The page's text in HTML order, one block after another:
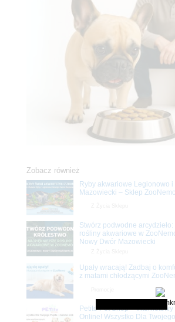
Zobacz również
Ryby akwariowe Legionowo i
Mazowiecki – Sklep ZooNemo
Stwórz podwodne
rośliny akwariowe w
Nowy Dwór Mazowiecki
Upały wracają! Zadbaj o
z matami chłodzącymi
Petito Pet Shop –
Online! Wszystko Dla